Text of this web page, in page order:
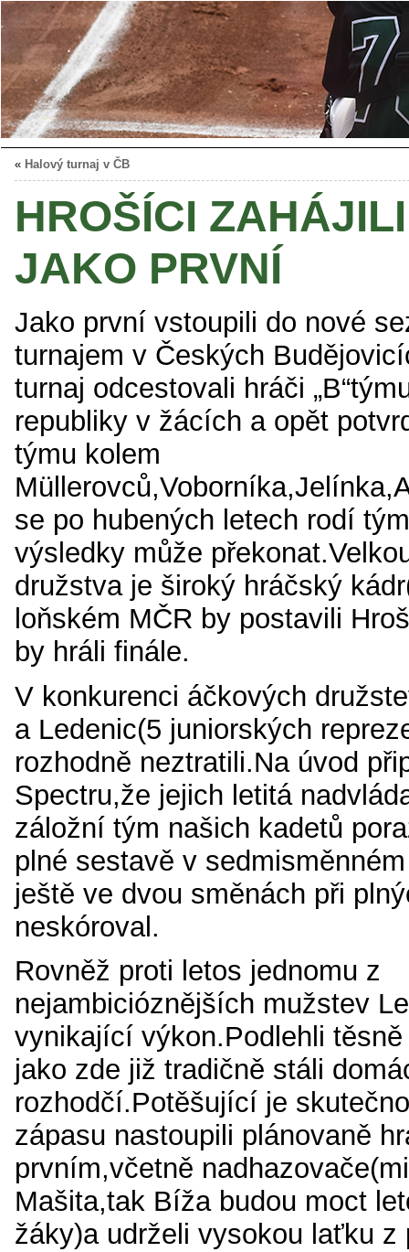
« Halový turnaj v ČB
HROŠÍCI
JAKO PRVNÍ
Jako první vstoupili do nové
turnajem v Českých
turnaj odcestovali hráči
republiky v žácích a opět
týmu kolem
se po hubených letech rodí
výsledky může
družstva je široký hráčský
loňském MČR by postavili
by hráli finále.
V konkurenci áčkových
a Ledenic(5 juniorských
rozhodně neztratili.Na úvod
Spectru,že jejich letitá
záložní tým našich kadetů
plné sestavě v
ještě ve dvou směnách při
neskóroval.
Rovněž proti letos jednomu z
nejambicióznějších mužstev
vynikající výkon.Podlehli
jako zde již tradičně stáli
rozhodčí.Potěšující je
zápasu nastoupili plánovaně
prvním,včetně
Mašita,tak Bíža budou moct
žáky)a udrželi vysokou laťku z